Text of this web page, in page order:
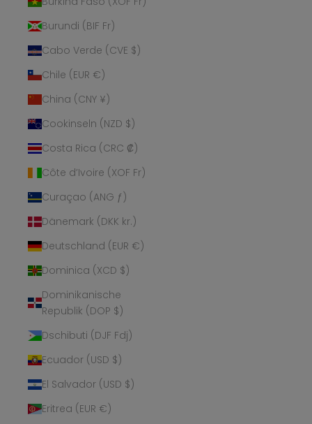
Burundi (BIF Fr)
Cabo Verde (CVE $)
Chile (EUR €)
China (CNY ¥)
Cookinseln (NZD $)
Costa Rica (CRC ₡)
Côte d’Ivoire (XOF Fr)
Curaçao (ANG ƒ)
Dänemark (DKK kr.)
Deutschland (EUR €)
Dominica (XCD $)
Dominikanische
Republik (DOP $)
Dschibuti (DJF Fdj)
Ecuador (USD $)
El Salvador (USD $)
Eritrea (EUR €)